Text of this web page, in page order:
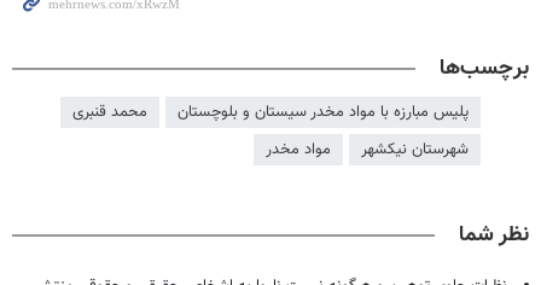
برچسب‌ها
پلیس مبارزه با مواد مخدر سیستان و بلوچستان
محمد قنبری
شهرستان نیکشهر
مواد مخدر
نظر شما